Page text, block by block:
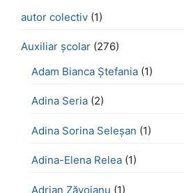
autor colectiv (1)
Auxiliar școlar (276)
Adam Bianca Ștefania (1)
Adina Seria (2)
Adina Sorina Seleșan (1)
Adina-Elena Relea (1)
Adrian Zăvoianu (1)